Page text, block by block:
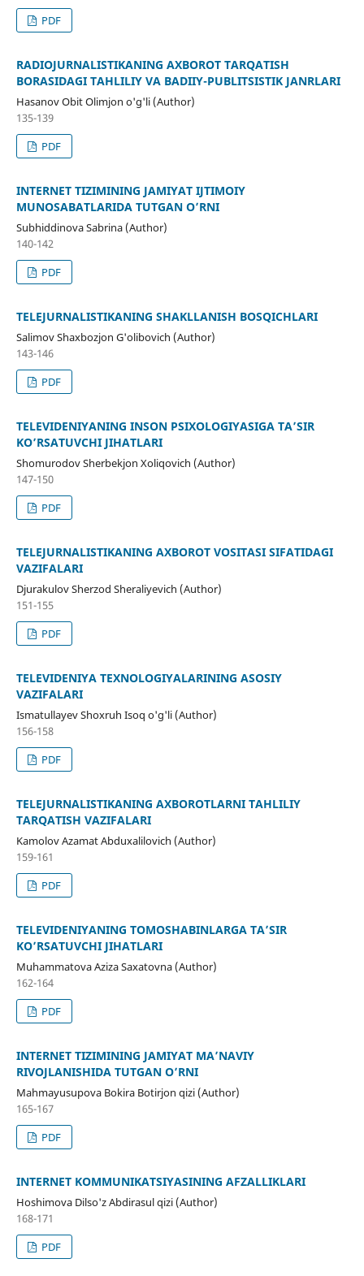
PDF
RАDIOJURNАLISTIKАNING AXBOROT TARQATISH
BORASIDAGI TАHLILIY VА BАDIIY-PUBLITSISTIK JАNRLАRI
Hasanov Obit Olimjon o'g'li (Author)
135-139
PDF
INTERNET TIZIMINING JAMIYAT IJTIMOIY
MUNOSABATLARIDA TUTGAN O’RNI
Subhiddinova Sabrina (Author)
140-142
PDF
TELEJURNАLISTIKАNING SHAKLLANISH BOSQICHLАRI
Salimov Shaxbozjon G'olibovich (Author)
143-146
PDF
TELEVIDENIYАNING INSON PSIXOLOGIYASIGA TA’SIR
KO’RSATUVCHI JIHATLARI
Shomurodov Sherbekjon Xoliqovich (Author)
147-150
PDF
TELEJURNАLISTIKАNING АXBOROT VOSITASI SIFATIDAGI
VAZIFALARI
Djurakulov Sherzod Sheraliyevich (Author)
151-155
PDF
TELEVIDENIYА TEXNOLOGIYАLARINING ASOSIY
VAZIFALARI
Ismatullayev Shoxruh Isoq o'g'li (Author)
156-158
PDF
TELEJURNАLISTIKАNING AXBOROTLARNI TАHLILIY
TARQATISH VAZIFALARI
Kamolov Azamat Abduxalilovich (Author)
159-161
PDF
TELEVIDENIYАNING TOMOSHАBINLARGA TA’SIR
KO’RSATUVCHI JIHATLARI
Muhammatova Aziza Saxatovna (Author)
162-164
PDF
INTERNET TIZIMINING JAMIYAT MA’NAVIY
RIVOJLANISHIDA TUTGAN O’RNI
Mahmayusupova Bokira Botirjon qizi (Author)
165-167
PDF
INTERNET KOMMUNIKATSIYASINING AFZALLIKLARI
Hoshimova Dilso'z Abdirasul qizi (Author)
168-171
PDF